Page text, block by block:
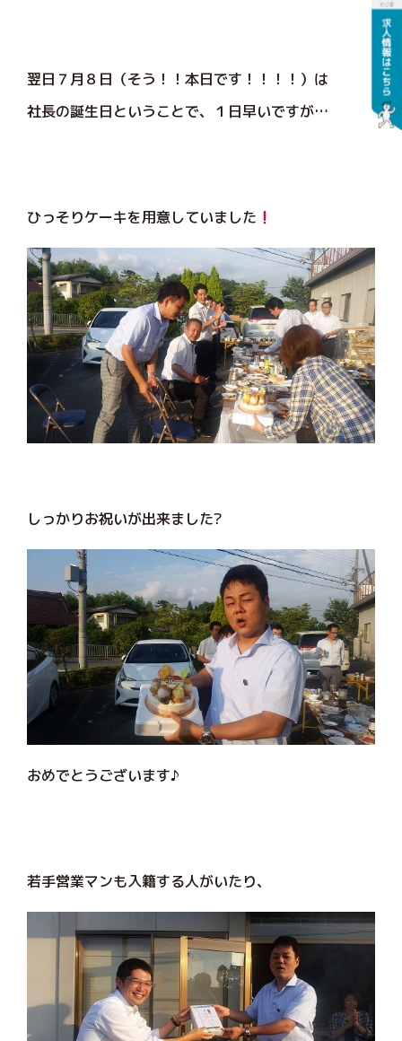
翌日７月８日（そう！！本日です！！！！）は
社長の誕生日ということで、１日早いですが…
ひっそりケーキを用意していました
しっかりお祝いが出来ました?
おめでとうございます♪
若手営業マンも入籍する人がいたり、